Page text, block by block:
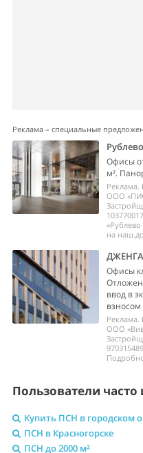
Реклама – специальные
Офисы
м².
Реклама.
ООО
на
ДЖЕНГА
Офисы
ввод в
взносом
Реклама.
ООО
Пользователи
Купить ПСН в городском
ПСН в Красногорске
ПСН до 2000 м²